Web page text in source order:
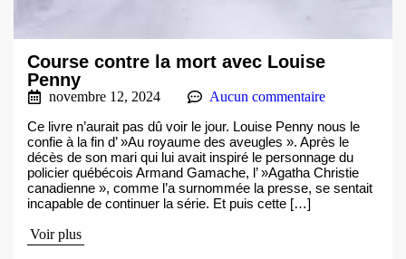
Course contre la mort avec Louise
Penny
novembre 12, 2024
Aucun commentaire
Ce livre n’aurait pas dû voir le jour. Louise Penny nous le
confie à la fin d’ »Au royaume des aveugles ». Après le
décès de son mari qui lui avait inspiré le personnage du
policier québécois Armand Gamache, l’ »Agatha Christie
canadienne », comme l’a surnommée la presse, se sentait
incapable de continuer la série. Et puis cette […]
Voir plus